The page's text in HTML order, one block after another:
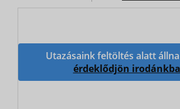
Utazásaink feltöltés alatt
érdeklődjön